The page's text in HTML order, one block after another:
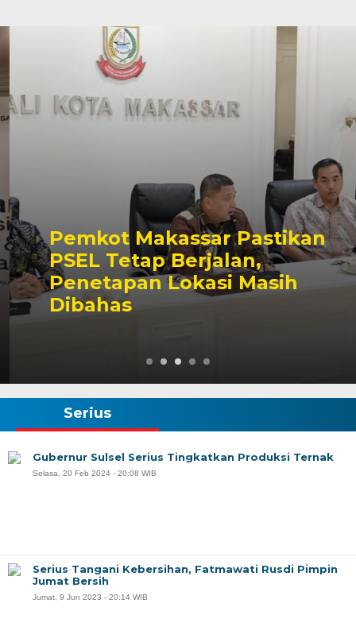
Pemkot Makassar Pastikan
PSEL Tetap Berjalan,
Penetapan Lokasi Masih
Dibahas
Serius
Gubernur Sulsel Serius Tingkatkan Produksi Ternak
Selasa, 20 Feb 2024 - 20:08 WIB
Serius Tangani Kebersihan, Fatmawati Rusdi Pimpin
Jumat Bersih
Jumat, 9 Jun 2023 - 20:14 WIB